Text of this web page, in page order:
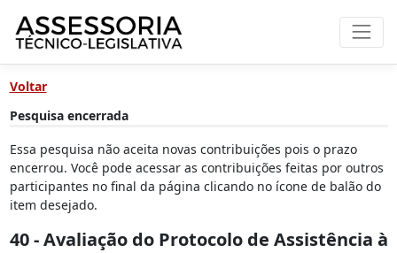
Voltar
Pesquisa encerrada
Essa pesquisa não aceita novas contribuições pois o prazo
encerrou. Você pode acessar as contribuições feitas por outros
participantes no final da página clicando no ícone de balão do
item desejado.
40 - Avaliação do Protocolo de Assistência à